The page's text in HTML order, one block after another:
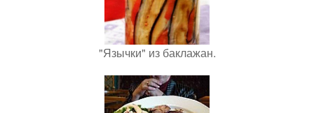
"Язычки" из баклажан.